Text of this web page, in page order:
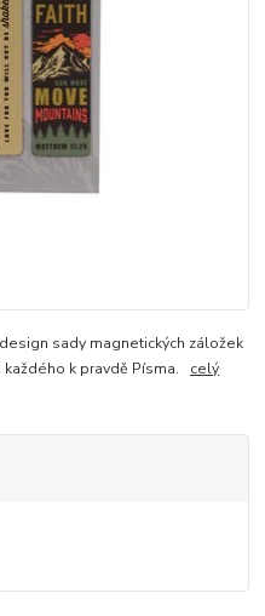
sady magnetických záložek
k pravdě Písma. celý